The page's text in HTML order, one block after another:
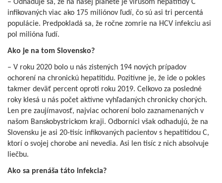
– Odhaduje sa, že na našej planéte je vírusom hepatitídy C
infikovaných viac ako 175 miliónov ľudí, čo sú asi tri percentá
populácie. Predpokladá sa, že ročne zomrie na HCV infekciu asi
pol milióna ľudí.
Ako je na tom Slovensko?
– V roku 2020 bolo u nás zistených 194 nových prípadov
ochorení na chronickú hepatitídu. Pozitívne je, že ide o pokles
takmer deväť percent oproti roku 2019. Celkovo za posledné
roky klesá u nás počet aktívne vyhľadaných chronicky chorých.
Len pre zaujímavosť, najviac ochorení bolo zaznamenaných v
našom Banskobystrickom kraji. Odborníci však odhadujú, že na
Slovensku je asi 20-tisíc infikovaných pacientov s hepatitídou C,
ktorí o svojej chorobe ani nevedia. Asi len tisíc z nich absolvuje
liečbu.
Ako sa prenáša táto infekcia?